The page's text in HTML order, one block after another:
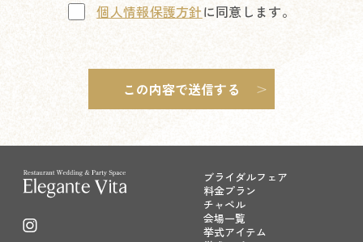
個人情報保護方針に同意します。
ブライダルフェア
料金プラン
チャペル
会場一覧
挙式アイテム